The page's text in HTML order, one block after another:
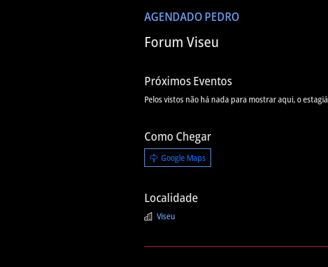
AGENDADO PEDRO
Forum Viseu
Próximos Eventos
Pelos vistos não há nada para mostrar aqui, o
Como Chegar
Google Maps
Localidade
Viseu